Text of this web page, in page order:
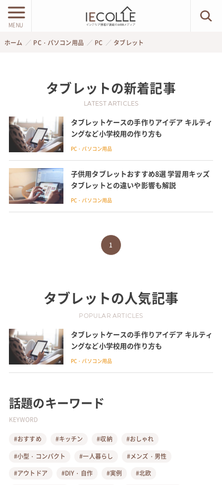
MENU
ホーム PC・パソコン用品 PC タブレット
タブレットの新着記事
LATEST ARTICLES
タブレットケースの手作りアイデア キルティ
ングなど小学校用の作り方も
PC・パソコン用品
子供用タブレットおすすめ8選 学習用キッズ
タブレットとの違いや影響も解説
PC・パソコン用品
1
タブレットの人気記事
POPULAR ARTICLES
タブレットケースの手作りアイデア キルティ
ングなど小学校用の作り方も
PC・パソコン用品
話題のキーワード
KEYWORD
#おすすめ #キッチン #収納
#おしゃれ
#小型・コンパクト
#一人暮らし
#メンズ・男性
#アウトドア
#DIY・自作 #実例
#北欧